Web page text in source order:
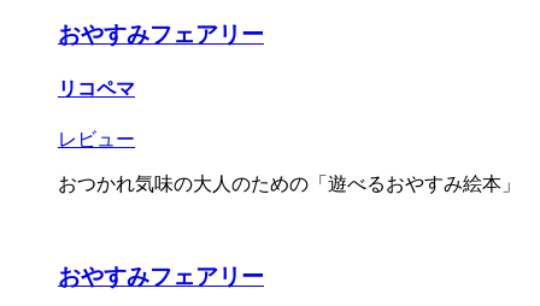
おやすみフェアリー
リコペマ
レビュー
おつかれ気味の大人のための「遊べるおやすみ絵本」
おやすみフェアリー